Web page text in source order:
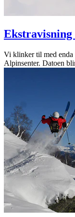
Vi klinker til med enda
Alpinsenter. Datoen